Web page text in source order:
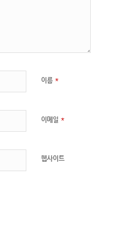
이름 *
이메일 *
웹사이트